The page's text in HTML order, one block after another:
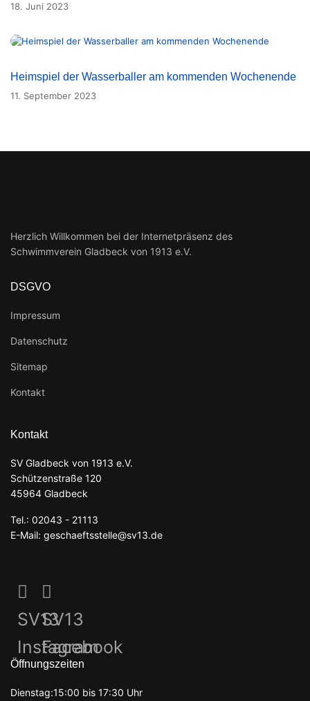
18. Juni 2023
Heimspiel der Wasserballer am kommenden Wochenende
11. September 2023
Herzlich Willkommen bei der Internetpräsenz des
Schwimmverein Gladbeck von 1913 e.V.
DSGVO
Impressum
Datenschutz
Sitemap
Kontakt
Kontakt
SV Gladbeck von 1913 e.V.
Schützenstraße 120
45964 Gladbeck
Tel.: 02043 - 21113
E-Mail: geschaeftsstelle@sv13.de
SV13
Instagram
SV13
Facebook
Öffnungszeiten
Dienstag:15:00 bis 17:30 Uhr